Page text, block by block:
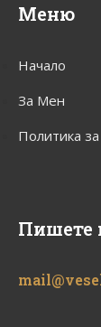
Меню
Начало
За Мен
Политика
Пишете